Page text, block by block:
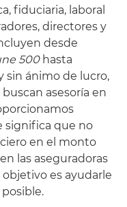
fiduciaria, laboral
directores y
desde
500hasta
sin ánimo de lucro,
asesoría en
significa que no
en el monto
las aseguradoras
es ayudarle